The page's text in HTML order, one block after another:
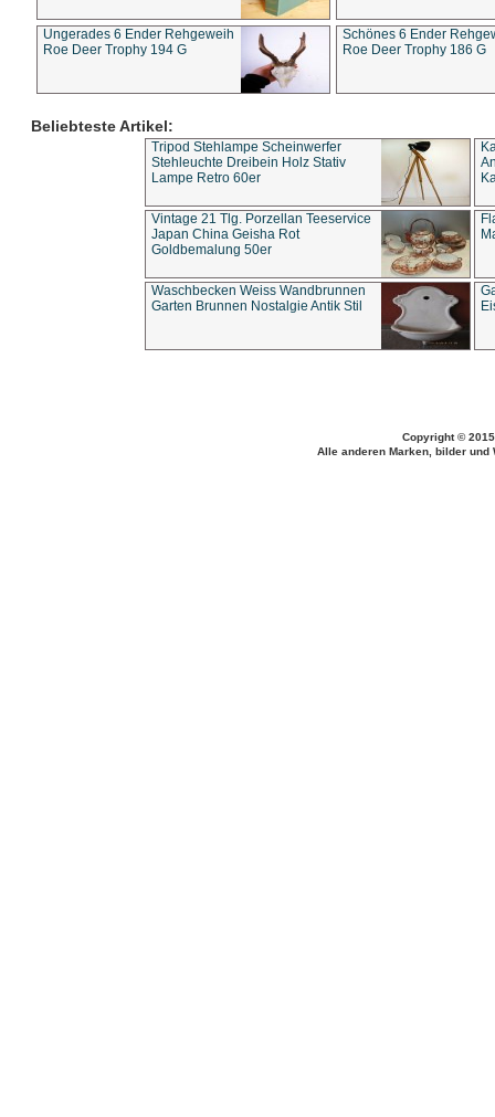
Ungerades 6 Ender Rehgeweih
Roe Deer Trophy 194 G
Schönes 6 Ender
Roe Deer Trophy 186 G
Beliebteste Artikel:
Tripod Stehlampe Scheinwerfer
Stehleuchte Dreibein Holz Stativ
Lampe Retro 60er
Vintage 21 Tlg. Porzellan Teeservice
Japan China Geisha Rot
Goldbemalung 50er
Waschbecken Weiss Wandbrunnen
Garten Brunnen Nostalgie Antik Stil
Copyright ©
Alle anderen Marken, bilder und